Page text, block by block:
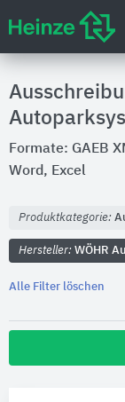
Formate: GAEB
Word, Excel
Produktkategorie:
Hersteller: WÖHR
Alle Filter löschen